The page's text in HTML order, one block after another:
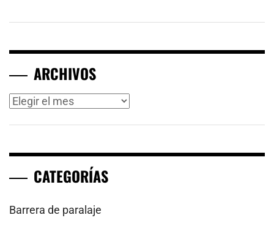
ARCHIVOS
Archivos
CATEGORÍAS
Barrera de paralaje